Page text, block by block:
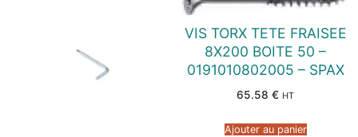
VIS TORX TETE FRAISEE
8X200 BOITE 50 –
0191010802005 – SPAX
65.58 € HT
Ajouter au panier